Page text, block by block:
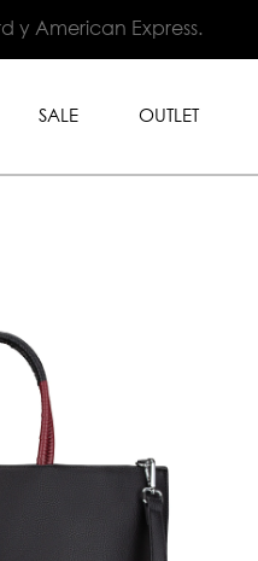
en toda la tienda con
y American Express.
SALE OUTLET